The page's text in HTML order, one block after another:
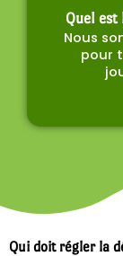
Quel
Nous
pour
Qui doit régler la